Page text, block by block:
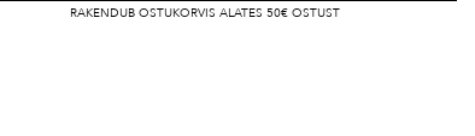
RAKENDUB OSTUKORVIS ALATES 50€ OSTUST